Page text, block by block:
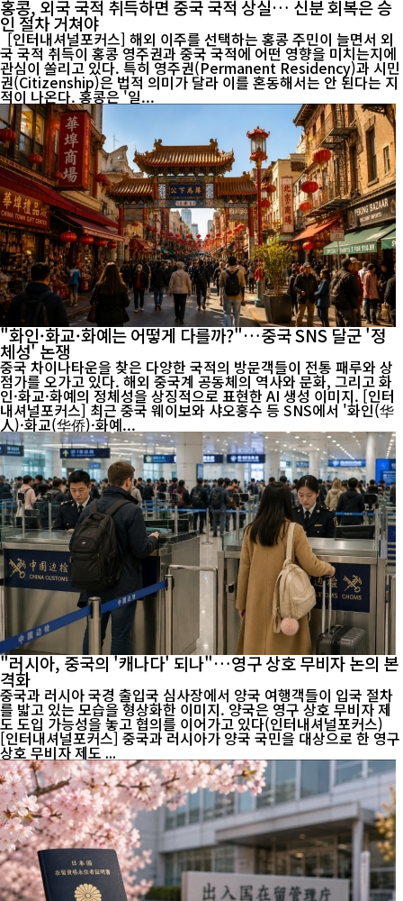
홍콩, 외국 국적 취득하면 중국 국적 상실… 신분 회복은 승
인 절차 거쳐야
[인터내셔널포커스] 해외 이주를 선택하는 홍콩 주민이 늘면서 외
국 국적 취득이 홍콩 영주권과 중국 국적에 어떤 영향을 미치는지에
관심이 쏠리고 있다. 특히 영주권(Permanent Residency)과 시민
권(Citizenship)은 법적 의미가 달라 이를 혼동해서는 안 된다는 지
적이 나온다. 홍콩은 '일...
"화인·화교·화예는 어떻게 다를까?"…중국 SNS 달군 '정
체성' 논쟁
중국 차이나타운을 찾은 다양한 국적의 방문객들이 전통 패루와 상
점가를 오가고 있다. 해외 중국계 공동체의 역사와 문화, 그리고 화
인·화교·화예의 정체성을 상징적으로 표현한 AI 생성 이미지. [인터
내셔널포커스] 최근 중국 웨이보와 샤오훙수 등 SNS에서 '화인(华
人)·화교(华侨)·화예...
"러시아, 중국의 '캐나다' 되나"…영구 상호 무비자 논의 본
격화
중국과 러시아 국경 출입국 심사장에서 양국 여행객들이 입국 절차
를 밟고 있는 모습을 형상화한 이미지. 양국은 영구 상호 무비자 제
도 도입 가능성을 놓고 협의를 이어가고 있다(인터내셔널포커스)
[인터내셔널포커스] 중국과 러시아가 양국 국민을 대상으로 한 영구
상호 무비자 제도 ...